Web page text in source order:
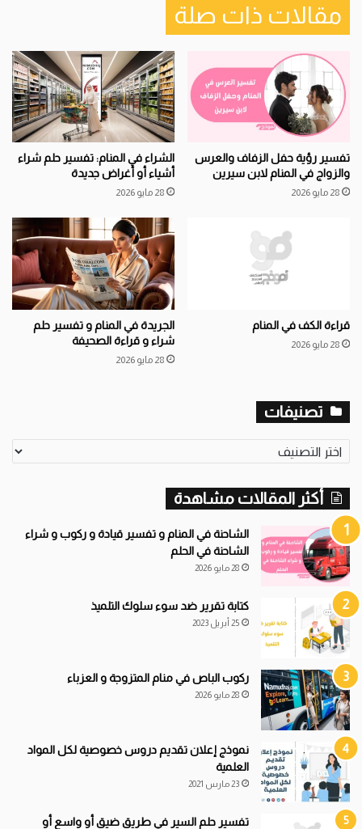
مقالات ذات صلة
تفسير رؤية حفل الزفاف والعرس
والزواج في المنام لابن سيرين
28 مايو 2026
الشراء في المنام: تفسير حلم شراء
أشياء أو أغراض جديدة
28 مايو 2026
قراءة الكف في المنام
28 مايو 2026
الجريدة في المنام و تفسير حلم
شراء و قراءة الصحيفة
28 مايو 2026
تصنيفات
تصنيفات
أكثر المقالات مشاهدة
الشاحنة في المنام و تفسير قيادة و ركوب و شراء
الشاحنة في الحلم
28 مايو 2026
كتابة تقرير ضد سوء سلوك التلميذ
25 أبريل 2023
ركوب الباص في منام المتزوجة و العزباء
28 مايو 2026
نموذج إعلان تقديم دروس خصوصية لكل المواد
العلمية
23 مارس 2021
تفسير حلم السير في طريق ضيق أو واسع أو